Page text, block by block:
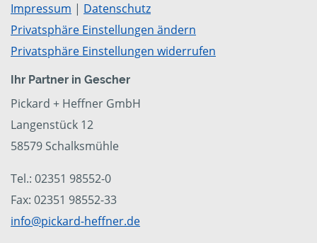
Impressum | Datenschutz
Privatsphäre Einstellungen ändern
Privatsphäre Einstellungen widerrufen
Ihr Partner in Gescher
Pickard + Heffner GmbH
Langenstück 12
58579 Schalksmühle
Tel.: 02351 98552-0
Fax: 02351 98552-33
info@pickard-heffner.de